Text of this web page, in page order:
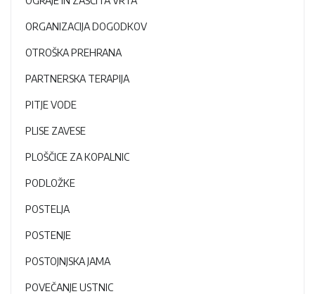
ORGANIZACIJA DOGODKOV
OTROŠKA PREHRANA
PARTNERSKA TERAPIJA
PITJE VODE
PLISE ZAVESE
PLOŠČICE ZA KOPALNIC
PODLOŽKE
POSTELJA
POSTENJE
POSTOJNJSKA JAMA
POVEČANJE USTNIC